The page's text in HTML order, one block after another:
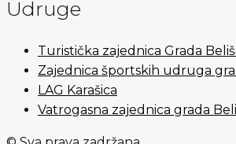
Udruge
Turistička zajednica Grada
Zajednica športskih udruga
LAG Karašica
Vatrogasna zajednica grada